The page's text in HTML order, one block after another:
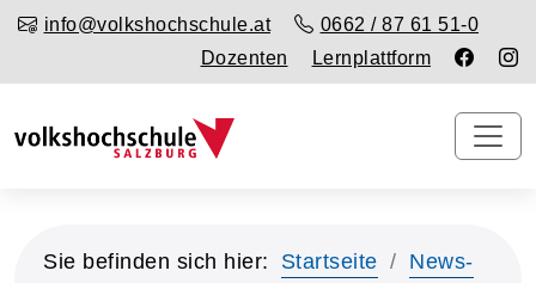
info@volkshochschule.at
0662 / 87 61 51-0
Dozenten
Lernplattform
Sie befinden sich hier: Startseite
News-